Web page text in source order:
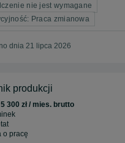
nie jest wymagane
Praca zmianowa
dnia 21 lipca 2026
produkcji
300 zł / mies. brutto
o pracę